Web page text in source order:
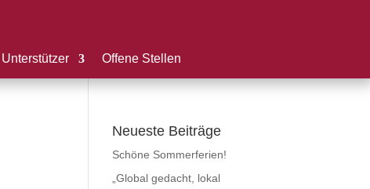
Unterstützer Offene Stellen
Neueste Beiträge
Schöne Sommerferien!
„Global gedacht, lokal